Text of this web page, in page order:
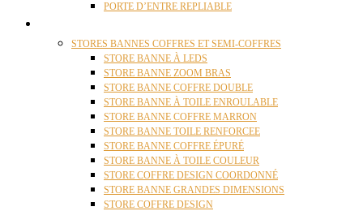
PORTE D’ENTRE REPLIABLE
STORES BANNES COFFRES ET SEMI-COFFRES
STORE BANNE À LEDS
STORE BANNE ZOOM BRAS
STORE BANNE COFFRE DOUBLE
STORE BANNE À TOILE ENROULABLE
STORE BANNE COFFRE MARRON
STORE BANNE TOILE RENFORCEE
STORE BANNE COFFRE ÉPURÉ
STORE BANNE À TOILE COULEUR
STORE COFFRE DESIGN COORDONNÉ
STORE BANNE GRANDES DIMENSIONS
STORE COFFRE DESIGN